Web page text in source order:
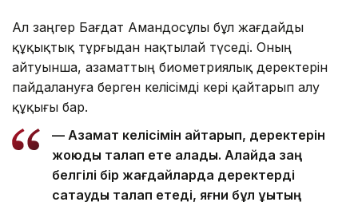
Ал заңгер Бағдат Амандосұлы бұл жағдайды
құқықтық тұрғыдан нақтылай түседі. Оның
айтуынша, азаматтың биометриялық деректерін
пайдалануға берген келісімді кері қайтарып алу
құқығы бар.
— Азамат келісімін қайтарып, деректерін
жоюды талап ете алады. Алайда заң
белгілі бір жағдайларда деректерді
сақтауды талап етеді, яғни бұл құқықтың